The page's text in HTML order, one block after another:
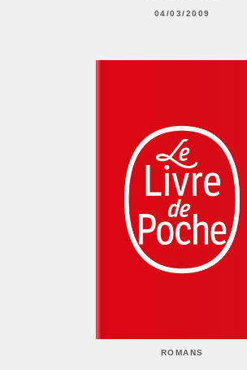
04/03/2009
ROMANS